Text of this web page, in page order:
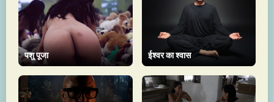
पशु पूजा ईश्वर का श्वास